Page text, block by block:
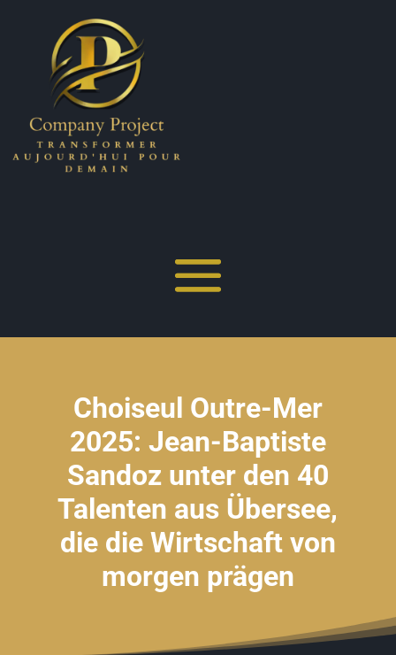
Choiseul Outre-Mer
2025: Jean-Baptiste
Sandoz unter den 40
Talenten aus Übersee,
die die Wirtschaft von
morgen prägen